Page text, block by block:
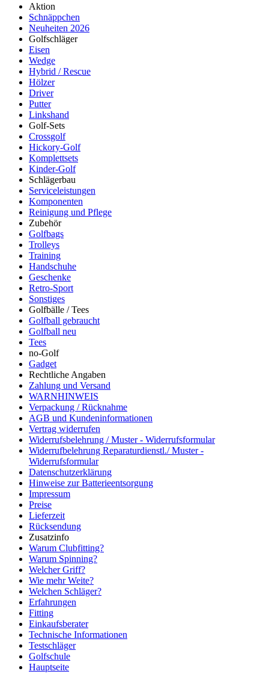
Aktion
Schnäppchen
Neuheiten 2026
Golfschläger
Eisen
Wedge
Hybrid / Rescue
Hölzer
Driver
Putter
Linkshand
Golf-Sets
Crossgolf
Hickory-Golf
Komplettsets
Kinder-Golf
Schlägerbau
Serviceleistungen
Komponenten
Reinigung und Pflege
Zubehör
Golfbags
Trolleys
Training
Handschuhe
Geschenke
Retro-Sport
Sonstiges
Golfbälle / Tees
Golfball gebraucht
Golfball neu
Tees
no-Golf
Gadget
Rechtliche Angaben
Zahlung und Versand
WARNHINWEIS
Verpackung / Rücknahme
AGB und Kundeninformationen
Vertrag widerrufen
Widerrufsbelehrung / Muster - Widerrufsformular
Widerrufbelehrung Reparaturdienstl./ Muster -
Widerrufsformular
Datenschutzerklärung
Hinweise zur Batterieentsorgung
Impressum
Preise
Lieferzeit
Rücksendung
Zusatzinfo
Warum Clubfitting?
Warum Spinning?
Welcher Griff?
Wie mehr Weite?
Welchen Schläger?
Erfahrungen
Fitting
Einkaufsberater
Technische Informationen
Testschläger
Golfschule
Hauptseite